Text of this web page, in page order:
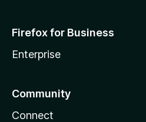
Firefox for Business
Enterprise
Community
Connect